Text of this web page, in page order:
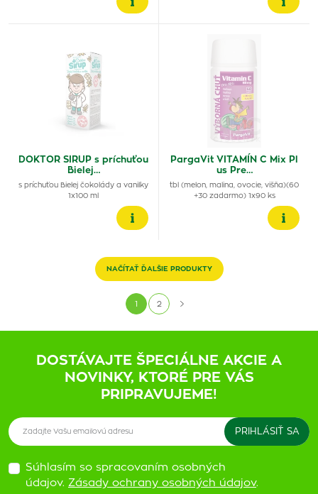
DOKTOR SIRUP s príchuťou
Bielej…
s príchuťou Bielej čokolády a vanilky
1x100 ml
PargaVit VITAMÍN C Mix Pl
us Pre…
tbl (melon, malina, ovocie, višňa)(60
+30 zadarmo) 1x90 ks
NAČÍTAŤ ĎALŠIE PRODUKTY
1 2
DOSTÁVAJTE ŠPECIÁLNE AKCIE A
NOVINKY, KTORÉ PRE VÁS
PRIPRAVUJEME!
Súhlasím so spracovaním osobných
údajov. Zásady ochrany osobných údajov.